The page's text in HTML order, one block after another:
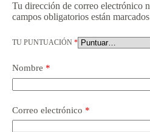
Tu dirección de correo electrónico
campos obligatorios están
TU PUNTUACIÓN *
Nombre *
Correo electrónico *